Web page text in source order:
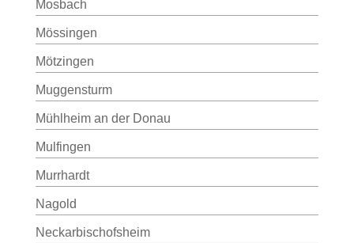
Mosbach
Mössingen
Mötzingen
Muggensturm
Mühlheim an der Donau
Mulfingen
Murrhardt
Nagold
Neckarbischofsheim